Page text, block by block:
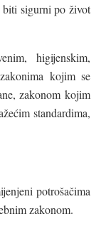
biti sigurni po život
higijenskim,
kojim se
zakonom kojim
standardima,
potrošačima
zakonom.